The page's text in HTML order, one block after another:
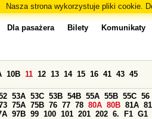
Nasza strona wykorzystuje pliki cookie.
Dla pasażera Bilety Komunikaty
10B 11 12 13 14 15 16 41 43 45
53A 53C 53B 54B 55A 55B 55C 56
75A 75B 76 77 78 80A 80B 81A
97B 99 100 101 201 202 6. F1 G1